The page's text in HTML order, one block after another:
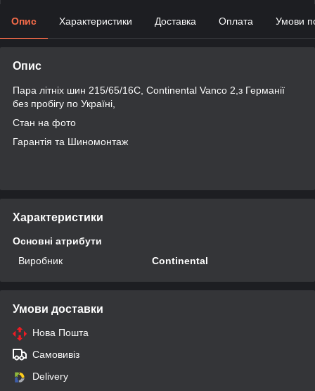
Опис Характеристики Доставка Оплата Умови
Опис
Пара літніх шин 215/65/16С, Continental Vanco 2,з Германії
без пробігу по Україні,
Стан на фото
Гарантія та Шиномонтаж
Характеристики
Основні атрибути
Виробник
Continental
Умови доставки
Нова Пошта
Самовивіз
Delivery